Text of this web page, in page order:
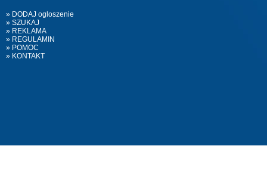
» DODAJ ogloszenie
» SZUKAJ
» REKLAMA
» REGULAMIN
» POMOC
» KONTAKT